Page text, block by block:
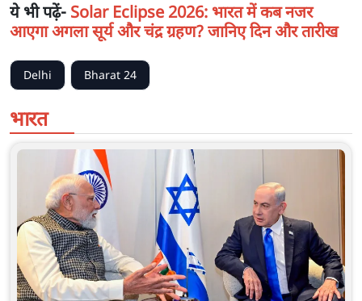
ये भी पढ़ें- Solar Eclipse 2026: भारत में कब नजर
आएगा अगला सूर्य और चंद्र ग्रहण? जानिए दिन और तारीख
Delhi Bharat 24
भारत